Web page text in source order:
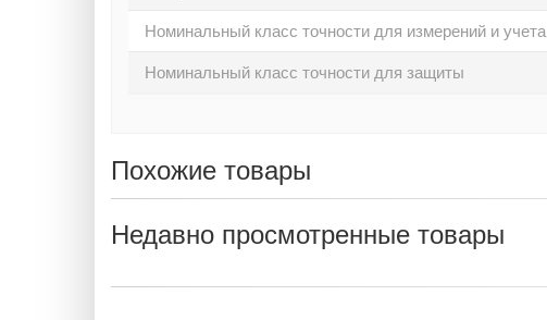
Номинальный класс точности для измерений и учета
Номинальный класс точности для защиты
Похожие товары
Недавно просмотренные товары